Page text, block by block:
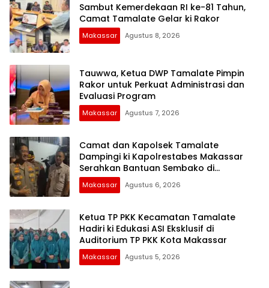
Sambut Kemerdekaan RI ke-81 Tahun,
Camat Tamalate Gelar ki Rakor
Makassar Agustus 8, 2026
Tauwwa, Ketua DWP Tamalate Pimpin
Rakor untuk Perkuat Administrasi dan
Evaluasi Program
Makassar Agustus 7, 2026
Camat dan Kapolsek Tamalate
Dampingi ki Kapolrestabes Makassar
Serahkan Bantuan Sembako di
Bontoduri
Makassar Agustus 6, 2026
Ketua TP PKK Kecamatan Tamalate
Hadiri ki Edukasi ASI Eksklusif di
Auditorium TP PKK Kota Makassar
Makassar Agustus 5, 2026